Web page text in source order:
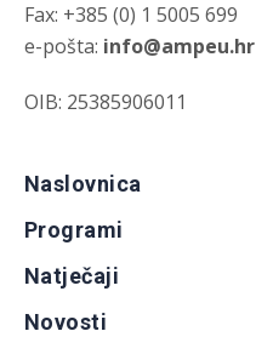
Fax: +385 (0) 1 5005 699
e-pošta: info@ampeu.hr
OIB: 25385906011
Naslovnica
Programi
Natječaji
Novosti